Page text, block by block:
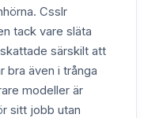
Csslr
tack vare släta
särskilt att
bra även i trånga
modeller är
sitt jobb utan